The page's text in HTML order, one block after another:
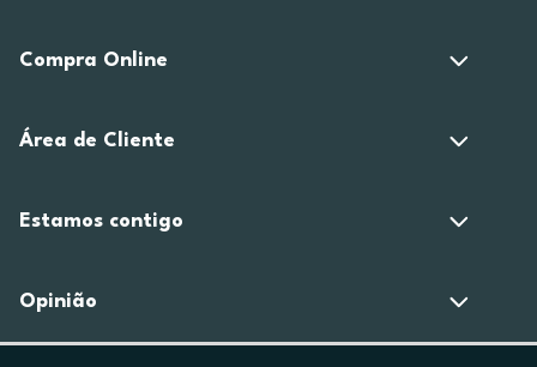
Compra Online
Área de Cliente
Estamos contigo
Opinião